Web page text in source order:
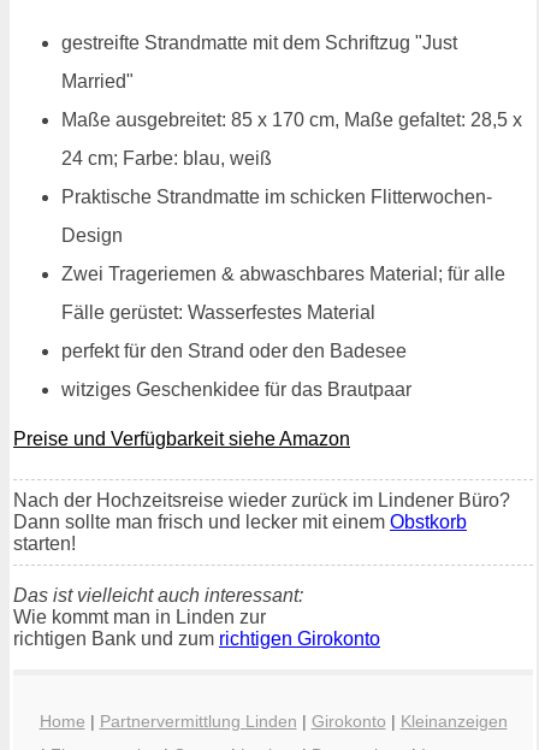
gestreifte Strandmatte mit dem Schriftzug "Just
Married"
Maße ausgebreitet: 85 x 170 cm, Maße gefaltet: 28,5 x
24 cm; Farbe: blau, weiß
Praktische Strandmatte im schicken Flitterwochen-
Design
Zwei Trageriemen & abwaschbares Material; für alle
Fälle gerüstet: Wasserfestes Material
perfekt für den Strand oder den Badesee
witziges Geschenkidee für das Brautpaar
Preise und Verfügbarkeit siehe Amazon
Nach der Hochzeitsreise wieder zurück im Lindener Büro?
Dann sollte man frisch und lecker mit einem Obstkorb
starten!
Das ist vielleicht auch interessant:
Wie kommt man in Linden zur
richtigen Bank und zum richtigen Girokonto
Home | Partnervermittlung Linden | Girokonto | Kleinanzeigen